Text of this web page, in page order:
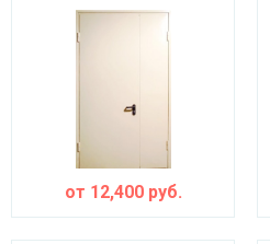
от 12,400руб.